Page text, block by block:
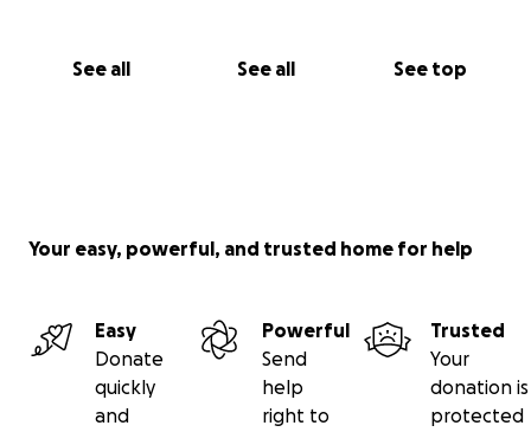
See all See all See top
Your easy, powerful, and trusted home for help
Easy
Donate
quickly
and
Powerful
Send
help
right to
Trusted
Your
donation is
protected